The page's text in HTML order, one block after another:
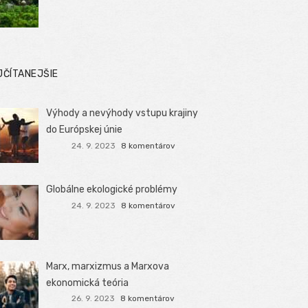
Výhody a nevýhody vstupu krajiny
do Európskej únie
24. 9. 2023 8 komentárov
Globálne ekologické problémy
24. 9. 2023 8 komentárov
Marx, marxizmus a Marxova
ekonomická teória
26. 9. 2023 8 komentárov